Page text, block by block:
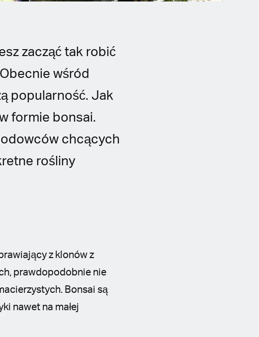
zacząć tak robić
wśród
popularność. Jak
formie bonsai.
chcących
rośliny
z klonów z
prawdopodobnie nie
Bonsai są
nawet na małej